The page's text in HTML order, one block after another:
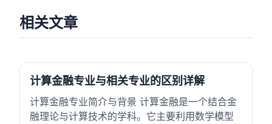
相关文章
计算金融专业与相关专业的区别详解
计算金融专业简介与背景 计算金融是一个结合金
融理论与计算技术的学科。它主要利用数学模型